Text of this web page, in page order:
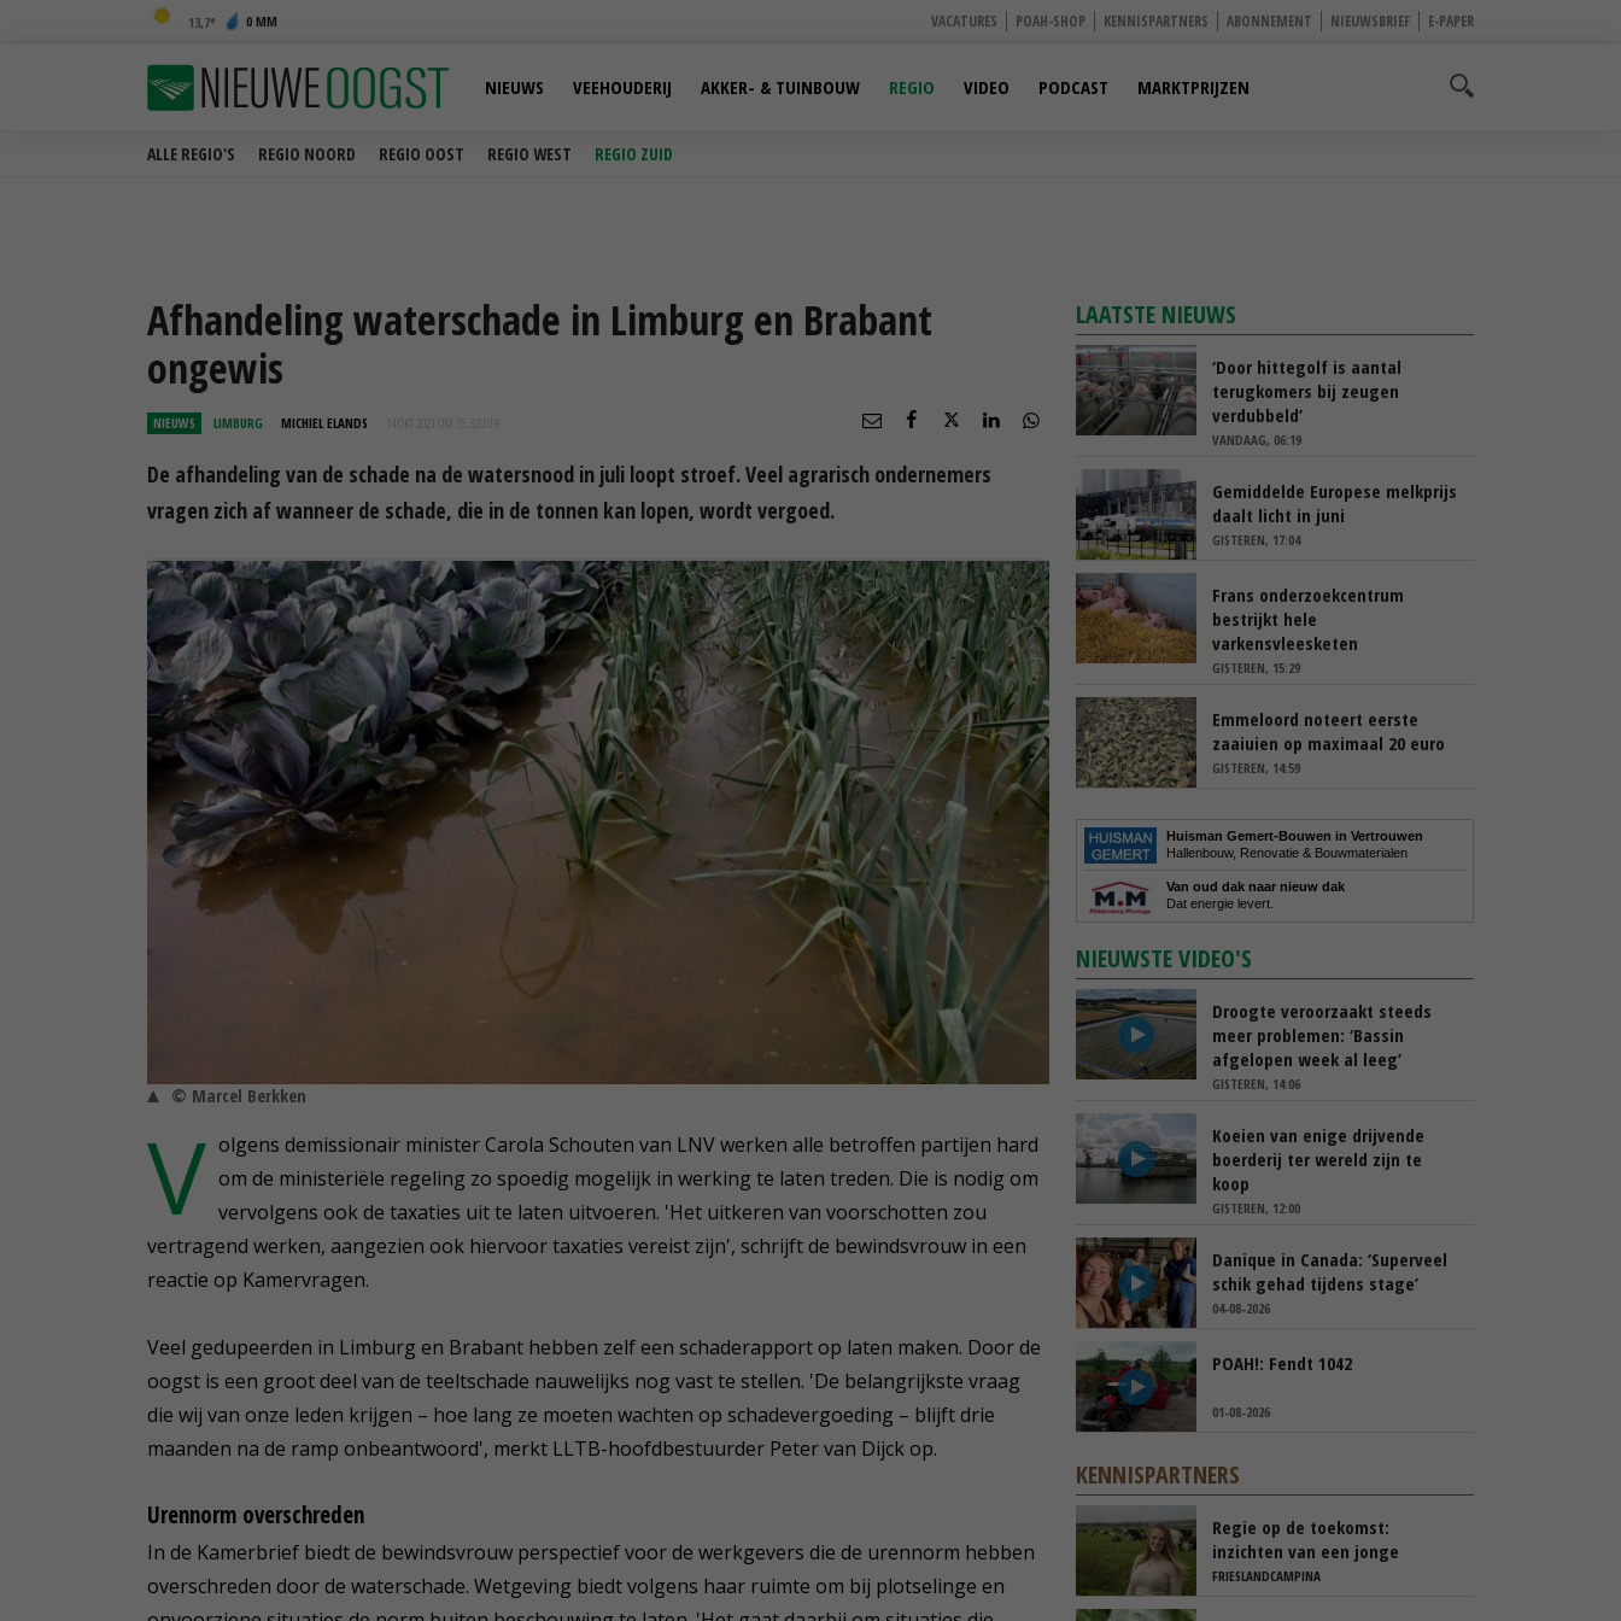
13,7 0 MM VACATURES POAH-SHOP KENNISPARTNERS ABONNEMENT NIEUWSBRIEF E-PAPER
ALLE REGIO'S REGIO NOORD REGIO OOST REGIO WEST REGIO ZUID
NIEUWS VEEHOUDERIJ AKKER- & TUINBOUW REGIO VIDEO PODCAST MARKTPRIJZEN
Afhandeling waterschade in Limburg en Brabant
ongewis
NIEUWS LIMBURG MICHIEL ELANDS 14 OKT 2021 OM 15:32
De afhandeling van de schade na de watersnood in juli loopt stroef. Veel agrarisch ondernemers
vragen zich af wanneer de schade, die in de tonnen kan lopen, wordt vergoed.
© Marcel Berkken
V olgens demissionair minister Carola Schouten van LNV werken alle betroffen partijen hard
om de ministeriële regeling zo spoedig mogelijk in werking te laten treden. Die is nodig om
vervolgens ook de taxaties uit te laten uitvoeren. 'Het uitkeren van voorschotten zou
vertragend werken, aangezien ook hiervoor taxaties vereist zijn', schrijft de bewindsvrouw in een
reactie op Kamervragen.
Veel gedupeerden in Limburg en Brabant hebben zelf een schaderapport op laten maken. Door de
oogst is een groot deel van de teeltschade nauwelijks nog vast te stellen. 'De belangrijkste vraag
die wij van onze leden krijgen – hoe lang ze moeten wachten op schadevergoeding – blijft drie
maanden na de ramp onbeantwoord', merkt LLTB-hoofdbestuurder Peter van Dijck op.
Urennorm overschreden
In de Kamerbrief biedt de bewindsvrouw perspectief voor de werkgevers die de urennorm hebben
overschreden door de waterschade. Wetgeving biedt volgens haar ruimte om bij plotselinge en
LAATSTE NIEUWS
‘Door hittegolf is aantal
terugkomers bij zeugen
verdubbeld’
VANDAAG, 06:19
Gemiddelde Europese melkprijs
daalt licht in juni
GISTEREN, 17:04
Frans onderzoekcentrum
bestrijkt hele
varkensvleesketen
GISTEREN, 15:29
Emmeloord noteert eerste
zaaiuien op maximaal 20 euro
GISTEREN, 14:59
Huisman Gemert-Bouwen in Vertrouwen
Hallenbouw, Renovatie & Bouwmaterialen
Van oud dak naar nieuw dak
Dat energie levert.
NIEUWSTE VIDEO'S
Droogte veroorzaakt steeds
meer problemen: ‘Bassin
afgelopen week al leeg’
GISTEREN, 14:06
Koeien van enige drijvende
boerderij ter wereld zijn te
koop
GISTEREN, 12:00
Danique in Canada: ‘Superveel
schik gehad tijdens stage’
04-08-2026
POAH!: Fendt 1042
01-08-2026
KENNISPARTNERS
Regie op de toekomst:
inzichten van een jonge
melkveehouder
FRIESLANDCAMPINA